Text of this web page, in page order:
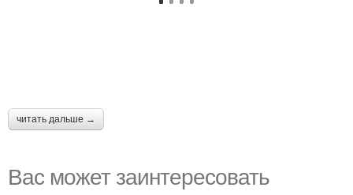
читать дальше →
Вас может заинтересовать